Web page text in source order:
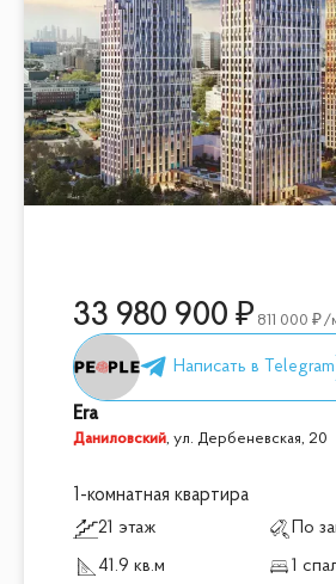
33 980 900 811 000 /
Era
Даниловский,ул. Дербеневская, 20
1-комнатная квартира
21 этаж
По
41.9 кв.м
1